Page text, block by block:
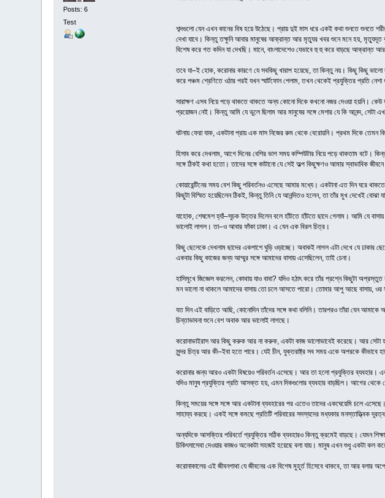
Posts: 6
Test
শব্দগুলো যেন এখন কানের বিষ হয়ে উঠেছে। প্রায় দুই মাস ধরে একই কথা শুনতে শুনতে
দেখা যাবে। কিন্তু তক্ষুনি আবার মানুষের আক্রান্ত আর মৃত্যুর খবর শুনে মনে হয়, মৃত্যুদূত
বিশেষ করে গত কদিন যা দেখছি। মানে, বাংলাদেশেও যেভাবে হু হু করে বাড়ছে আক্রান্ত
তবে যা–ই হোক, করোনার কারণে যে সবকিছু খারাপ হয়েছে, তা কিন্তু নয়। কিছু কিছু
করে পঞ্চম শ্রেণিতে ওঠার পরই যখন স্মার্টফোন পেলাম, তখন থেকেই প্রযুক্তির প্রতি নেশা
সারাক্ষণ এসব নিয়ে পড়ে থাকতে থাকতে অন্য কোনো দিকে কখনো নজর দেওয়া হয়নি।
প্রয়োজন নেই। কিন্তু আমি যে ভুলে ছিলাম আর মানুষের সঙ্গে মেশার যে কি আনন্দ, সেটা
ঘটনায় ফেরা যাক, একটানা প্রায় এক মাস নিজের রুম থেকে বেরোয়নি। প্রথম দিকে
হিসাব করে দেখলাম, আগে দিনের বেশির ভাগ সময় কম্পিউটার নিয়ে পড়ে থাকতাম বটে।
সঙ্গে ঠিকই কথা হতো। তাদের সঙ্গে কাটানো যে সেই অল্প কিছুক্ষণও আমার স্বাভাবিক
কোয়ারেন্টিনের সময় বেশ কিছু পরিবর্তনও এসেছে আমার মধ্যে। একটানা এত দিন ঘরে
কিছুটা বিস্মিত হয়েছিলেন ঠিকই, কিন্তু তিনি যে আনন্দিতও হলেন, তা তাঁর মুখ দেখেই
যাহোক, শেষমেশ হ্যাঁ–সূচক উত্তর দিলেন বলে হাঁটতে হাঁটতে ছাদে গেলাম। আমি যে
ভালোই লাগল। তা–ও আবার ফাঁকা ঢাকা। এ যেন এক বিরল চিত্র।
কিছু ছেলেকে দেখলাম ছাদের একপাশে ঘুড়ি ওড়াচ্ছে। অবাকই লাগল এটা দেখে যে ঢাকার
একবার কিছু কাজের জন্য আম্মুর সঙ্গে আমাদের বাসায় এসেছিলেন, তাই চেনা।
হাসিমুখে জিজ্ঞেস করলেন, কোথায় যাও বাবা? যদিও হঠাৎ করে তাঁর প্রশ্নে কিছুটা
মন ভালো না থাকলে আমাদের বাসায় তো চলে আসতে পারো। তোমার আপু আছে বাসায়,
যত দিন এই বাড়িতে আছি, কোনোদিন তাঁদের সঙ্গে কথা বলিনি। তারপরও তাঁরা যেন
চিন্তাভাবনা শুনে বেশ অবাক আর ভালোই লাগছে।
করোনাভাইরাস আর কিছু করুক আর না করুক, একটা কাজ ভালোভাবেই করেছে। আর সেটা
সুন্দর চিত্র আর কী–ইবা হতে পারে। যেই চীন, যুক্তরাষ্ট্র সব সময় একে অপরকে কীভাবে
করোনার জন্য আরও একটা বিষয়েও পরিবর্তন এসেছে। আর তা হলো প্রযুক্তির ব্যবহার।
যদিও মানুষ প্রযুক্তির প্রতি আসক্ত হয়, এমন দিকগুলোর ব্যবহার বাড়ছিল। আগের থেকে
কিন্তু সময়ের সঙ্গে সঙ্গে আর একটানা ব্যবহারের পর এতেও তাদের একঘেয়েমি চলে
সাহায্য করছে। একই সঙ্গে কমছে প্রতিটি পরিবারের সদস্যদের মধ্যকার মনস্তাত্ত্বিক
অন্যদিকে আসক্তির পরিবর্তে প্রযুক্তির সঠিক ব্যবহারও কিন্তু ক্রমেই বাড়ছে। যেমন
চিকিৎসাসেবা দেওয়ার কাজও অনেকটা সহজই হয়েছে বলা যায়। মানুষ এখন শুধু একটা কল
করোনাকালের এই জীবনগাথা যে জীবনের এক বিশেষ মুহূর্ত হিসেবে থাকবে, তা আর বলার